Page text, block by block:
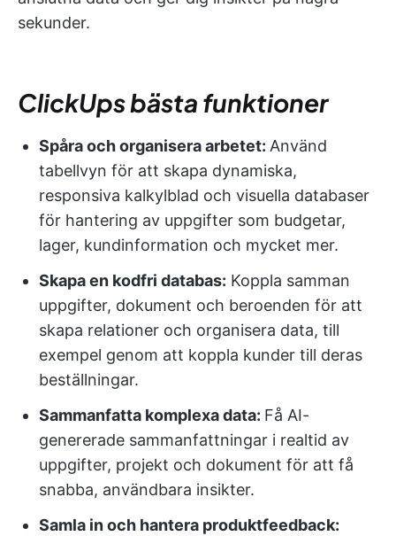
sekunder.
ClickUps bästa funktioner
Spåra och organisera arbetet: Använd
tabellvyn för att skapa dynamiska,
responsiva kalkylblad och visuella databaser
för hantering av uppgifter som budgetar,
lager, kundinformation och mycket mer.
Skapa en kodfri databas: Koppla samman
uppgifter, dokument och beroenden för att
skapa relationer och organisera data, till
exempel genom att koppla kunder till deras
beställningar.
Sammanfatta komplexa data: Få AI-
genererade sammanfattningar i realtid av
uppgifter, projekt och dokument för att få
snabba, användbara insikter.
Samla in och hantera produktfeedback: